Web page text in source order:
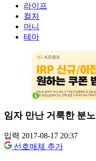
라이프
컬처
머니
테마
임자 만난 거룩한 분노
입력 2017-08-17 20:37
선호매체 추가